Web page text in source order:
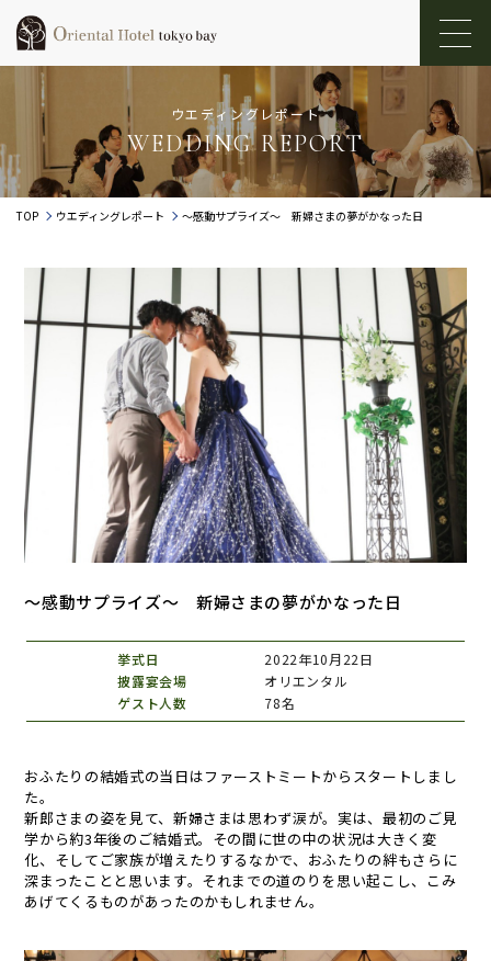
ウエディングレポート
WEDDING REPORT
TOP ウエディングレポート ～感動サプライズ～ 新婦さまの夢がかなった日
～感動サプライズ～ 新婦さまの夢がかなった日
挙式日
2022年10月22日
披露宴会場
オリエンタル
ゲスト人数
78名
おふたりの結婚式の当日はファーストミートからスタートしまし
た。
新郎さまの姿を見て、新婦さまは思わず涙が。実は、最初のご見
学から約3年後のご結婚式。その間に世の中の状況は大きく変
化、そしてご家族が増えたりするなかで、おふたりの絆もさらに
深まったことと思います。それまでの道のりを思い起こし、こみ
あげてくるものがあったのかもしれません。